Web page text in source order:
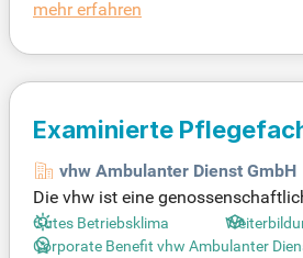
chten und den Traumjob finden!
mehr erfahren
Examinierte
vhw Ambulanter Dienst GmbH
Die vhw ist eine
ohnraum für Menschen jeden
eistungsangebote an. Dazu
Gutes Betriebsklima
Corporate Benefit vhw Ambulanter